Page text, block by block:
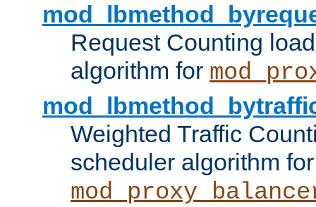
Request Counting
algorithm for
Weighted Traffic
scheduler algorithm for